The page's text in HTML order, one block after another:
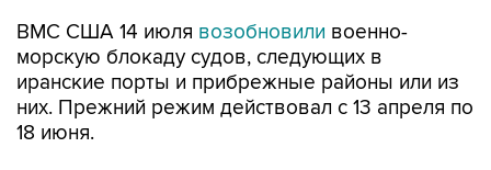
иранские порты и прибрежные районы или из
них. Прежний режим действовал с 13 апреля по
18 июня.
За два месяца силы Центрального